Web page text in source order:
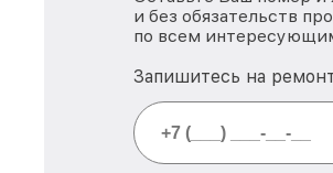
и без обязательств
по всем
Запишитесь на